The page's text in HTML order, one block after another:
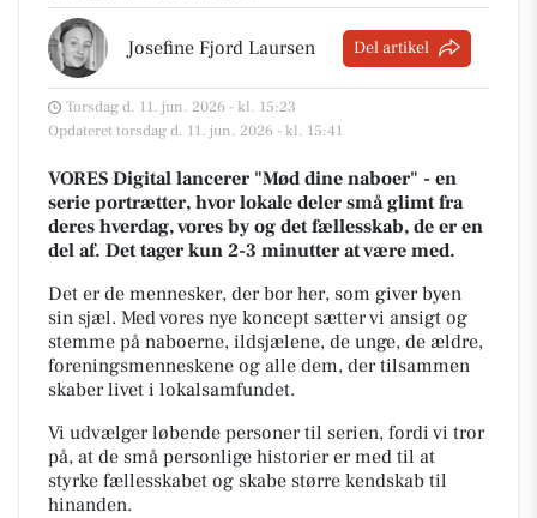
Josefine Fjord Laursen Del artikel
Torsdag d. 11. jun. 2026 - kl. 15:23
Opdateret torsdag d. 11. jun. 2026 - kl. 15:41
VORES Digital lancerer "Mød dine naboer" - en
serie portrætter, hvor lokale deler små glimt fra
deres hverdag, vores by og det fællesskab, de er en
del af. Det tager kun 2-3 minutter at være med.
Det er de mennesker, der bor her, som giver byen
sin sjæl. Med vores nye koncept sætter vi ansigt og
stemme på naboerne, ildsjælene, de unge, de ældre,
foreningsmenneskene og alle dem, der tilsammen
skaber livet i lokalsamfundet.
Vi udvælger løbende personer til serien, fordi vi tror
på, at de små personlige historier er med til at
styrke fællesskabet og skabe større kendskab til
hinanden.